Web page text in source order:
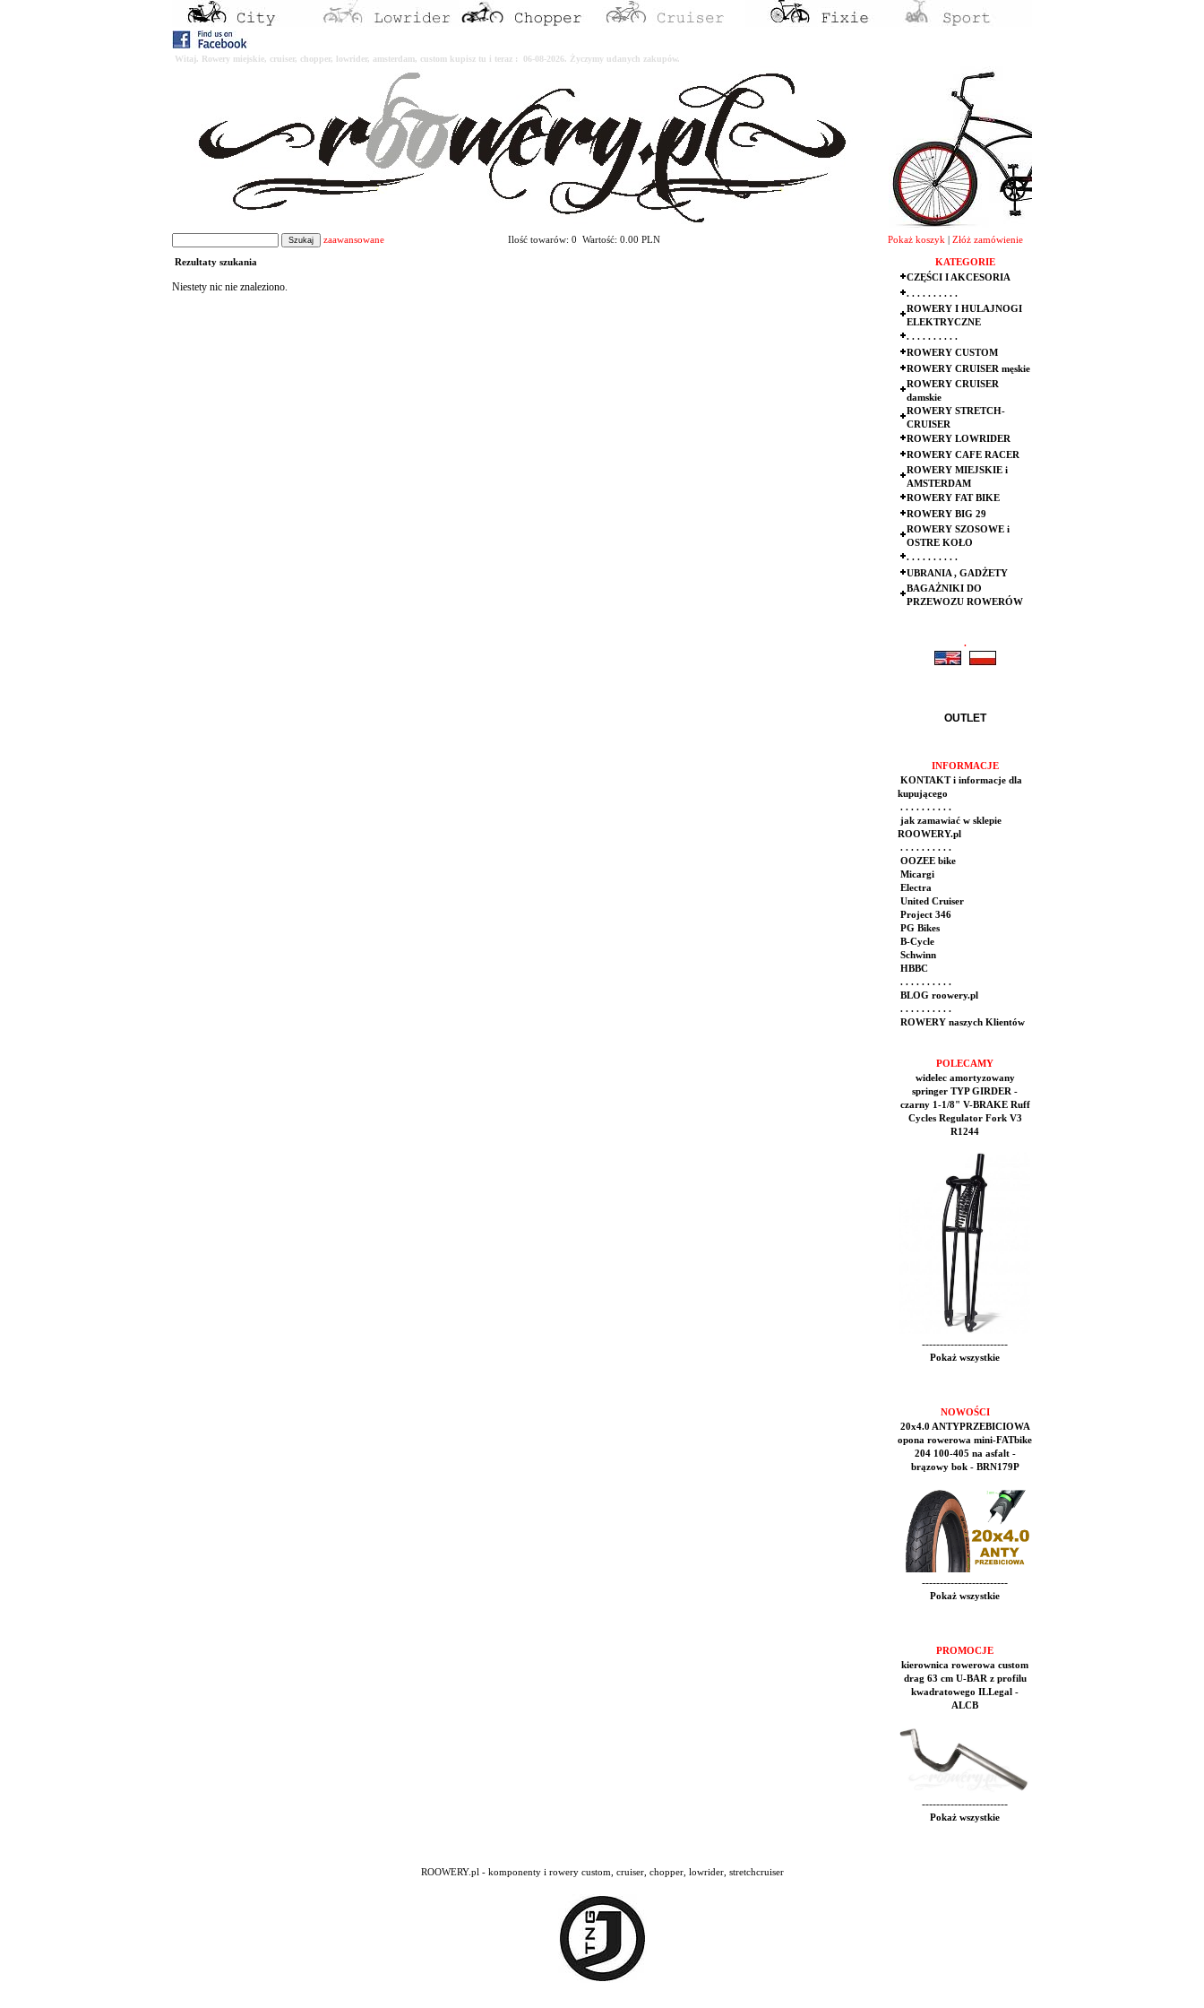
Witaj. Rowery miejskie, cruiser, chopper, lowrider, amsterdam, custom kupisz tu i teraz : 06-08-2026. Życzymy udanych zakupów.
zaawansowane Ilość towarów: 0 Wartość: 0.00 PLN Pokaż koszyk Złóż zamówienie
Rezultaty szukania
Niestety nic nie znaleziono.
KATEGORIE
CZĘŚCI I AKCESORIA
. . . . . . . . . .
ROWERY I HULAJNOGI
ELEKTRYCZNE
. . . . . . . . . .
ROWERY CUSTOM
ROWERY CRUISER męskie
ROWERY CRUISER
damskie
ROWERY STRETCH-
CRUISER
ROWERY LOWRIDER
ROWERY CAFE RACER
ROWERY MIEJSKIE i
AMSTERDAM
ROWERY FAT BIKE
ROWERY BIG 29
ROWERY SZOSOWE i
OSTRE KOŁO
. . . . . . . . . .
UBRANIA , GADŻETY
BAGAŻNIKI DO
PRZEWOZU ROWERÓW
.
OUTLET
INFORMACJE
KONTAKT i informacje dla
kupującego
. . . . . . . . . .
jak zamawiać w sklepie
ROOWERY.pl
. . . . . . . . . .
OOZEE bike
Micargi
Electra
United Cruiser
Project 346
PG Bikes
B-Cycle
Schwinn
HBBC
. . . . . . . . . .
BLOG roowery.pl
. . . . . . . . . .
ROWERY naszych Klientów
POLECAMY
widelec amortyzowany
springer TYP GIRDER -
czarny 1-1/8" V-BRAKE Ruff
Cycles Regulator Fork V3
R1244
------------------------
Pokaż wszystkie
NOWOŚCI
20x4.0 ANTYPRZEBICIOWA
opona rowerowa mini-FATbike
204 100-405 na asfalt -
brązowy bok - BRN179P
------------------------
Pokaż wszystkie
PROMOCJE
kierownica rowerowa custom
drag 63 cm U-BAR z profilu
kwadratowego ILLegal -
ALCB
------------------------
Pokaż wszystkie
ROOWERY.pl - komponenty i rowery custom, cruiser, chopper, lowrider, stretchcruiser